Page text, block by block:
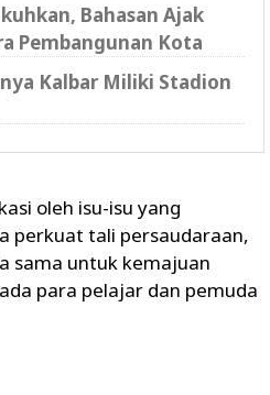
Bahasan Ajak
Pembangunan Kota
Kalbar Miliki Stadion
oleh isu-isu yang
perkuat tali persaudaraan,
sama untuk kemajuan
para pelajar dan pemuda